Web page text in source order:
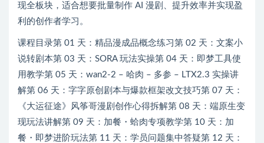
现全板块，适合想要批量制作 AI 漫剧、提升效率并实现盈
利的创作者学习。
课程目录第 01 天：精品漫成品概念练习第 02 天：文案小
说转剧本第 03 天：SORA 玩法实操第 04 天：即梦工具使
用教学第 05 天：wan2-2 – 哈肉 – 多参 – LTX2.3 实操讲
解第 06 天：字字原创剧本与爆款框架改文技巧第 07 天：
《大运征途》风筝哥漫剧创作心得拆解第 08 天：端原生变
现玩法讲解第 09 天：加餐・蛤肉专项教学第 10 天：加
餐・即梦进阶玩法第 11 天：学员问题集中答疑第 12 天：